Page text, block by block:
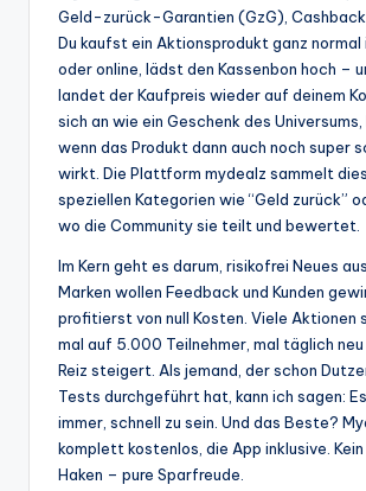
Geld-zurück-Garantien (GzG), Cashback
Du kaufst ein Aktionsprodukt ganz normal
oder online, lädst den Kassenbon hoch –
landet der Kaufpreis wieder auf deinem
sich an wie ein Geschenk des
wenn das Produkt dann auch noch super
wirkt. Die Plattform mydealz sammelt
speziellen Kategorien wie “Geld zurück”
wo die Community sie teilt und bewertet.
Im Kern geht es darum, risikofrei Neues
Marken wollen Feedback und Kunden
profitierst von null Kosten. Viele Aktionen
mal auf 5.000 Teilnehmer, mal täglich
Reiz steigert. Als jemand, der schon
Tests durchgeführt hat, kann ich sagen:
immer, schnell zu sein. Und das Beste?
komplett kostenlos, die App inklusive. Kein
Haken – pure Sparfreude.